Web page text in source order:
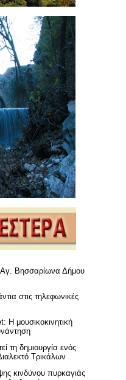
Αγ. Βησσαρίωνα Δήμου
στις τηλεφωνικές
μουσικοκινητική
τη δημιουργία ενός
Τρικάλων
κινδύνου πυρκαγιάς